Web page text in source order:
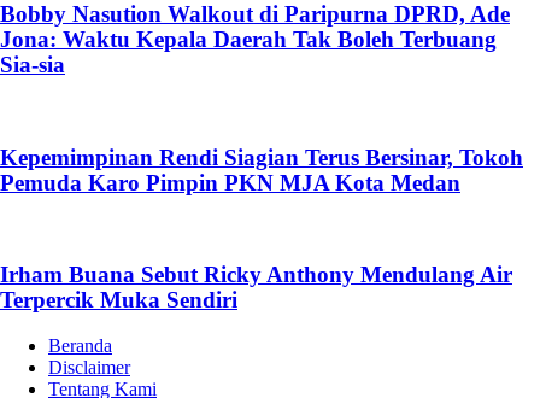
Bobby Nasution Walkout di Paripurna DPRD, Ade
Jona: Waktu Kepala Daerah Tak Boleh Terbuang
Sia-sia
Kepemimpinan Rendi Siagian Terus Bersinar, Tokoh
Pemuda Karo Pimpin PKN MJA Kota Medan
Irham Buana Sebut Ricky Anthony Mendulang Air
Terpercik Muka Sendiri
Beranda
Disclaimer
Tentang Kami